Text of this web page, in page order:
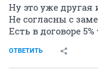
Ну это уже другая
Не согласны с
Есть в договоре
ОТВЕТИТЬ